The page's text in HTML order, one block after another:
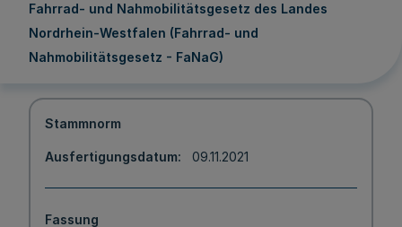
Fahrrad- und Nahmobilitätsgesetz des Landes
Nordrhein-Westfalen (Fahrrad- und
Nahmobilitätsgesetz - FaNaG)
Stammnorm
Ausfertigungsdatum 09.11.2021
Fassung